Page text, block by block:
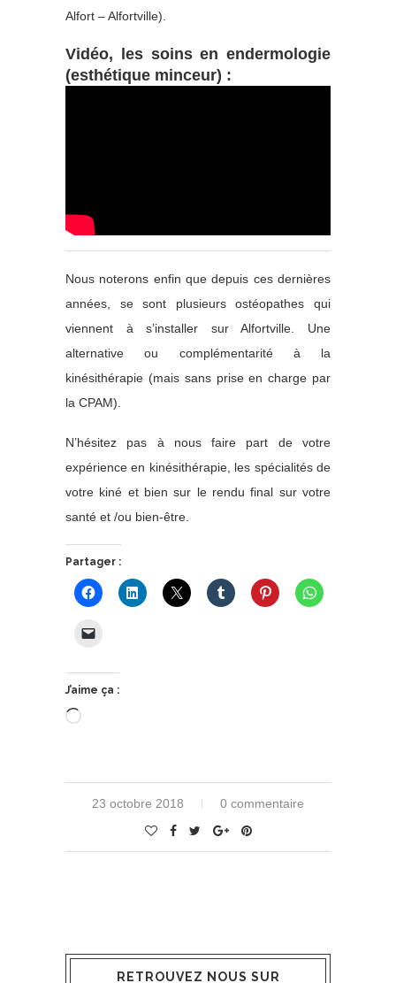
Alfort – Alfortville).
Vidéo, les soins en endermologie
(esthétique minceur) :
Nous noterons enfin que depuis ces dernières
années, se sont plusieurs ostéopathes qui
viennent à s’installer sur Alfortville. Une
alternative ou complémentarité à la
kinésithérapie (mais sans prise en charge par
la CPAM).
N’hésitez pas à nous faire part de votre
expérience en kinésithérapie, les spécialités de
votre kiné et bien sur le rendu final sur votre
santé et /ou bien-être.
Partager :
J’aime ça :
Chargement…
23 octobre 2018 0 commentaire
RETROUVEZ NOUS SUR